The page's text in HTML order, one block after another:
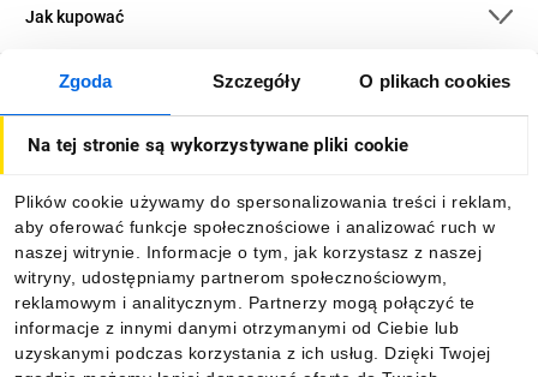
Zgoda Szczegóły O plikach cookies
Na tej stronie są wykorzystywane pliki cookie
Plików cookie używamy do spersonalizowania treści i reklam,
aby oferować funkcje społecznościowe i analizować ruch w
naszej witrynie. Informacje o tym, jak korzystasz z naszej
witryny, udostępniamy partnerom społecznościowym,
reklamowym i analitycznym. Partnerzy mogą połączyć te
informacje z innymi danymi otrzymanymi od Ciebie lub
uzyskanymi podczas korzystania z ich usług. Dzięki Twojej
Urządzenia i akcesoria dostępne są w wersjach z zaciskami
sprężynowe dostępne są dla urządzeń w wielkościach do 15
Kompatybilność z innymi
urządzeniami
Komponenty SIRIUS zostały zaprojektowane tak, aby jak
najlepiej ze sobą współdziałały. Podobnie jest i w tym
przypadku. Wyłączniki silnikowe mogą być łatwo połączone
ze stycznikami serii 3RT, układami łagodnego rozruchu
Jak kupować
O firmie
Informacje
Pobierz naszą aplikację mobilną: